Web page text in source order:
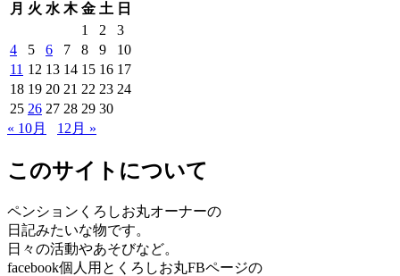
月 火 水 木 金 土 日
1
2
3
4
5 6 7 8 9
10
11 12 13 14 15 16 17
18 19 20 21 22 23 24
25 26 27 28 29 30
« 10月
12月 »
このサイトについて
ペンションくろしお丸オーナーの
日記みたいな物です。
日々の活動やあそびなど。
facebook個人用とくろしお丸FBページの